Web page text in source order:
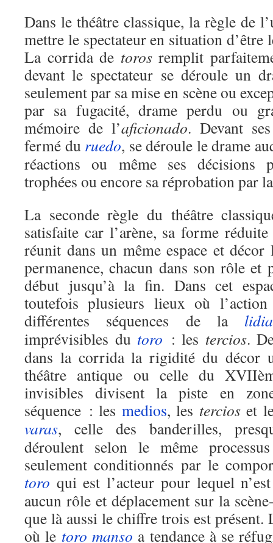
Dans le théâtre classique, la règle de
mettre le spectateur en situation
La corrida de torosremplit
devant le spectateur se déroule un
seulement par sa mise en scène ou
par sa fugacité, drame perdu ou
mémoire de l’aficionado. Devant
fermé du ruedo, se déroule le drame
réactions ou même ses décisions
trophées ou encore sa réprobation par
La seconde règle du théâtre
satisfaite car l’arène, sa forme
réunit dans un même espace et décor
permanence, chacun dans son rôle et
début jusqu’à la fin. Dans cet
toutefois plusieurs lieux où
différentes séquences de la lidia
imprévisibles du toro : les tercios.
dans la corrida la rigidité du décor
théâtre antique ou celle du
invisibles divisent la piste en
séquence : les medios, les tercioset
varas, celle des banderilles,
déroulent selon le même
seulement conditionnés par le
toro qui est l’acteur pour lequel
aucun rôle et déplacement sur la
que là aussi le chiffre trois est présent.
où le toro manso a tendance à se